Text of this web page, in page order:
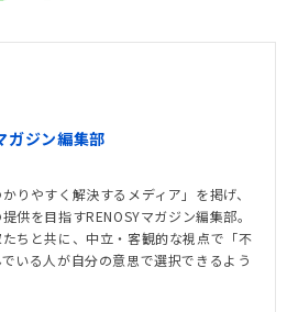
ガジン編集部
りやすく解決するメディア」を掲げ、
供を目指すRENOSYマガジン編集部。
ちと共に、中立・客観的な視点で「不
いる人が自分の意思で選択できるよう